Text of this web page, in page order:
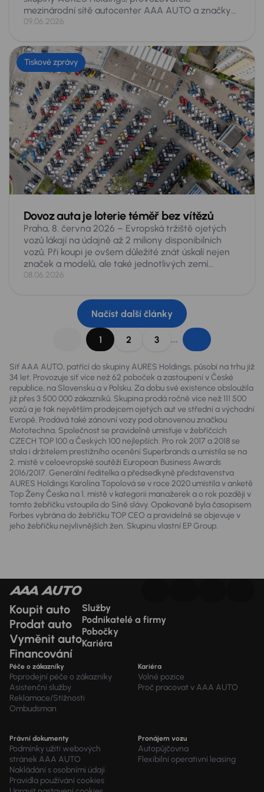
mezinárodní sítě autocenter AAA AUTO a značky
Mototechna, se v letošním vydání žebříčku Forbes
ze 200 hodnocených. Jde o její historicky nejlepší
výsledek v tomto žebříčku, v němž se opakovaně
objevuje již řadu let. Ocenění přichází po náročném
období spojeném s prodejem skupiny a rekordními
obchodními výsledky.
09.06.2026
Tiskové zprávy
Dovoz auta je loterie téměř bez vítězů
Praha, 8. června 2026 – Evropská tržiště ojetých
vozů lákají na údajně až 2 miliony disponibilních
vozů. Při koupi je ovšem důležité znát úskalí nejen
značek a modelů, ale také jednotlivých zemí
původu. Škoda Octavia se shodnými parametry
původu podstatně jiné auto. Je proto dobré pro
zákazníky „roztřídit“ zkušenosti odborníků a
zopakovat, na co si dát pozor při dovozech aut.
08.06.2026
Načíst další články
1 2 3 ...
Síť AAA AUTO, patřící do skupiny AURES Holdings, působí na trhu již
34 let. Provozuje síť více než 62 poboček a zastoupení v České
republice, na Slovensku a v Polsku. Za dobu své existence obsloužila
již přes 3 500 000 zákazníků. Skupina prodá ročně více než 111 500
vozů a je tak největším prodejcem ojetých aut ve střední a východní
Evropě. Prodává také zánovní vozy pod obnovenou značkou
Mototechna. Společnost se pravidelně umisťuje v žebříčcích
CZECH TOP 100 a Českých 100 nejlepších. Pro rok 2017 a 2018 se
stala i držitelem prestižního ocenění Superbrands a umístila se na
2. místě v celoevropské soutěži European Business Awards
2016/2017. Generální ředitelka a předsedkyně představenstva
AURES Holdings Karolína Topolová se v roce 2020 umístila v anketě
Top Ženy Česka na 1. místě v kategorii manažerek a o rok později v
tomto žebříčku vstoupila do Síně slávy. Opakovaně byla časopisem
Forbes vybrána do žebříčku TOP CEO a pravidelně se objevuje v
jeho žebříčku nejvlivnějších žen. Skupinu vlastní EP Group.
Koupit auto
Prodat auto
Vyměnit auto
Financování
Služby
Podnikatelé a firmy
Pobočky
Kariéra
Péče o zákazníky
Poprodejní péče o zákazníky
Asistenční služby
Reklamace/Stížnosti
Ombudsman
Kariéra
Volné pozice
Proč pracovat v AAA AUTO
Právní dokumenty
Podmínky užití webových
stránek AAA AUTO
Nakládání s osobními údaji
Pravidla používání cookies
Pronájem vozu
Autopůjčovna
Flexibilní operativní leasing